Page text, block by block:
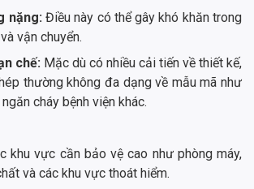
nặng: Điều này có thể gây khó khăn trong
vận chuyển.
chế: Mặc dù có nhiều cải tiến về thiết kế,
thường không đa dạng về mẫu mã như
cháy bệnh viện khác.
khu vực cần bảo vệ cao như phòng máy,
và các khu vực thoát hiểm.